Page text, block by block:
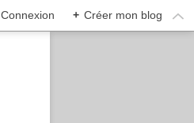
Connexion + Créer mon blog